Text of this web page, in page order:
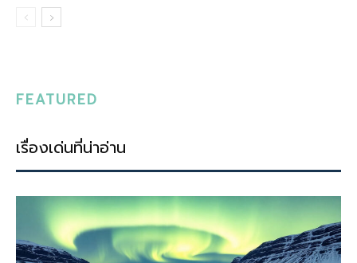
FEATURED
เรื่องเด่นที่น่าอ่าน